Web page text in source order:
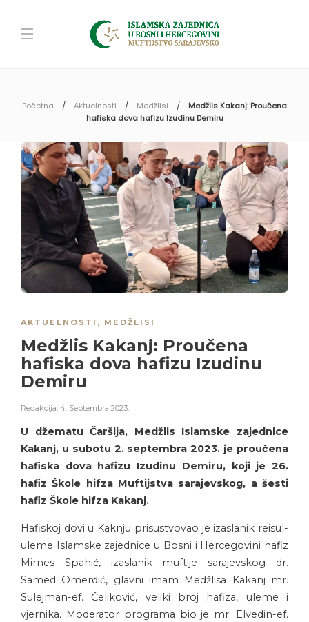
Početna Aktuelnosti Medžlisi
Medžlis Kakanj: Proučena
hafiska dova hafizu Izudinu Demiru
AKTUELNOSTI , MEDŽLISI
Medžlis Kakanj: Proučena
hafiska dova hafizu Izudinu
Demiru
Redakcija, 4. Septembra 2023.
U džematu Čaršija, Medžlis Islamske zajednice
Kakanj, u subotu 2. septembra 2023. je proučena
hafiska dova hafizu Izudinu Demiru, koji je 26.
hafiz Škole hifza Muftijstva sarajevskog, a šesti
hafiz Škole hifza Kakanj.
Hafiskoj dovi u Kaknju prisustvovao je izaslanik reisul-
uleme Islamske zajednice u Bosni i Hercegovini hafiz
Mirnes Spahić, izaslanik muftije sarajevskog dr.
Samed Omerdić, glavni imam Medžlisa Kakanj mr.
Sulejman-ef. Čeliković, veliki broj hafiza, uleme i
vjernika. Moderator programa bio je mr. Elvedin-ef.